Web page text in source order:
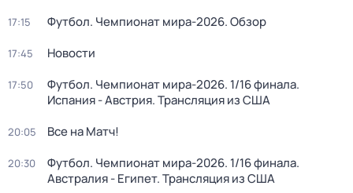
17:15 Футбол. Чемпионат мира-2026. Обзор
17:45 Новости
17:50
Футбол. Чемпионат мира-2026. 1/16 финала.
Испания - Австрия. Трансляция из США
20:05 Все на Матч!
20:30
Футбол. Чемпионат мира-2026. 1/16 финала.
Австралия - Египет. Трансляция из США